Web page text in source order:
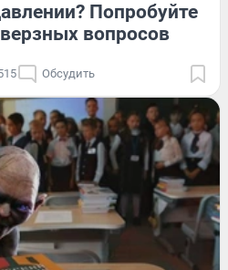
Попробуйте
вопросов
Обсудить